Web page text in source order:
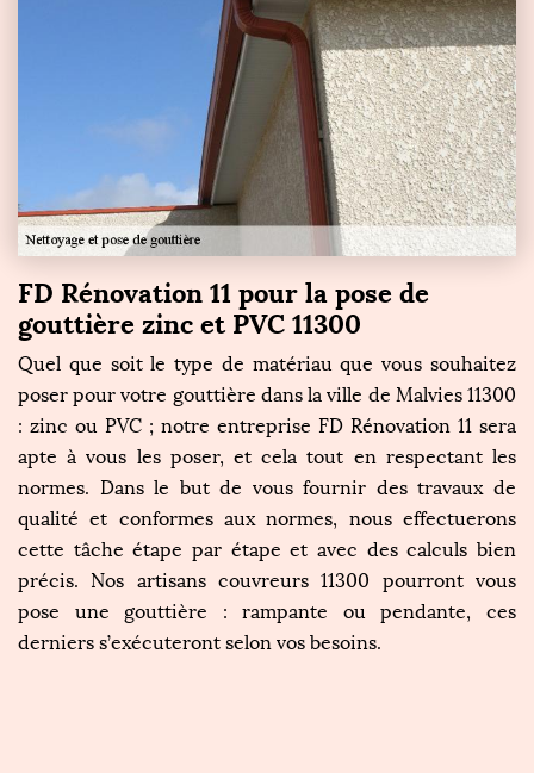
FD Rénovation 11 pour la pose de
gouttière zinc et PVC 11300
Quel que soit le type de matériau que vous souhaitez
poser pour votre gouttière dans la ville de Malvies 11300
: zinc ou PVC ; notre entreprise FD Rénovation 11 sera
apte à vous les poser, et cela tout en respectant les
normes. Dans le but de vous fournir des travaux de
qualité et conformes aux normes, nous effectuerons
cette tâche étape par étape et avec des calculs bien
précis. Nos artisans couvreurs 11300 pourront vous
pose une gouttière : rampante ou pendante, ces
derniers s’exécuteront selon vos besoins.